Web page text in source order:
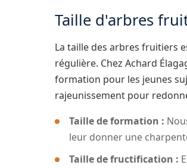
Taille d'arbres
La taille des arbres fruitiers
régulière. Chez Achard
formation pour les jeunes
rajeunissement pour
Taille de formation :
leur donner une
Taille de fructification :